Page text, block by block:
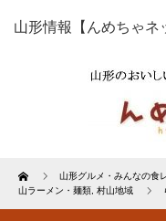
山形情報【んめちゃネ
Home 山形グルメ・みんなの食
山ラーメン・麺類 村山地域